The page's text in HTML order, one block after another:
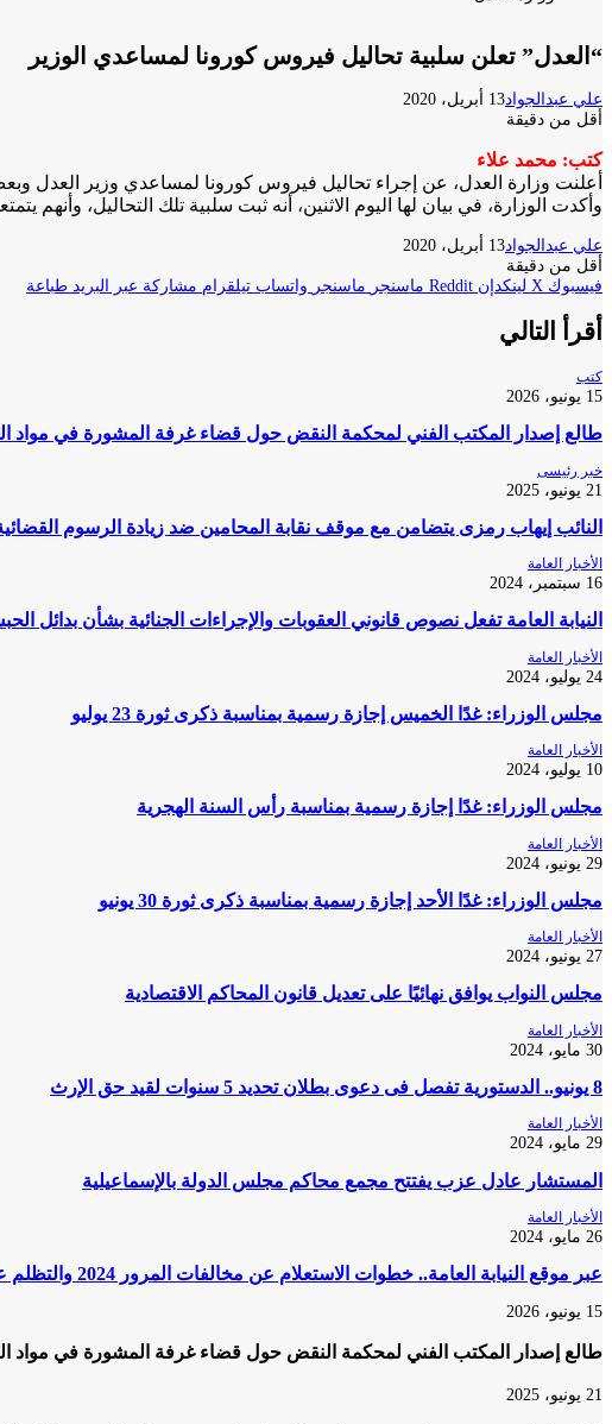
“العدل” تعلن سلبية تحاليل فيروس كورونا لمساعدي الوزير
علي عبدالجواد13 أبريل، 2020
أقل من دقيقة
كتب: محمد علاء
أعلنت وزارة العدل، عن إجراء تحاليل فيروس كورونا لمساعدي وزير العدل
وأكدت الوزارة، في بيان لها اليوم الاثنين، أنه ثبت سلبية تلك التحاليل، وأنهم
علي عبدالجواد13 أبريل، 2020
أقل من دقيقة
فيسبوك ‫X لينكدإن ماسنجر ماسنجر واتساب تيلقرام مشاركة عبر البريد طباعة
أقرأ التالي
كتب
15 يونيو، 2026
طالع إصدار المكتب الفني لمحكمة النقض حول قضاء غرفة المشورة في مواد
خبر رئيسى
21 يونيو، 2025
النائب إيهاب رمزى يتضامن مع موقف نقابة المحامين ضد زيادة الرسوم
الأخبار العامة
16 سبتمبر، 2024
النيابة العامة تفعل نصوص قانوني العقوبات والإجراءات الجنائية بشأن بدائل
الأخبار العامة
24 يوليو، 2024
مجلس الوزراء: غدًا الخميس إجازة رسمية بمناسبة ذكرى ثورة 23 يوليو
الأخبار العامة
10 يوليو، 2024
مجلس الوزراء: غدًا إجازة رسمية بمناسبة رأس السنة الهجرية
الأخبار العامة
29 يونيو، 2024
مجلس الوزراء: غدًا الأحد إجازة رسمية بمناسبة ذكرى ثورة 30 يونيو
الأخبار العامة
27 يونيو، 2024
مجلس النواب يوافق نهائيًا على تعديل قانون المحاكم الاقتصادية
الأخبار العامة
30 مايو، 2024
8 يونيو.. الدستورية تفصل فى دعوى بطلان تحديد 5 سنوات لقيد حق الإرث
الأخبار العامة
29 مايو، 2024
المستشار عادل عزب يفتتح مجمع محاكم مجلس الدولة بالإسماعيلية
الأخبار العامة
26 مايو، 2024
عبر موقع النيابة العامة.. خطوات الاستعلام عن مخالفات المرور 2024 والتظلم عليها
15 يونيو، 2026
طالع إصدار المكتب الفني لمحكمة النقض حول قضاء غرفة المشورة في مواد
21 يونيو، 2025